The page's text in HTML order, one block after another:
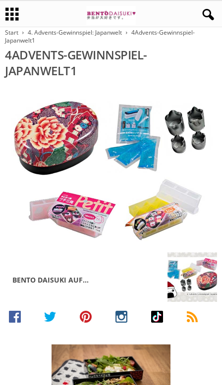
Start 4. Advents-Gewinnspiel: Japanwelt
4Advents-Gewinnspiel-
Japanwelt1
4ADVENTS-GEWINNSPIEL-
JAPANWELT1
BENTO DAISUKI AUF…